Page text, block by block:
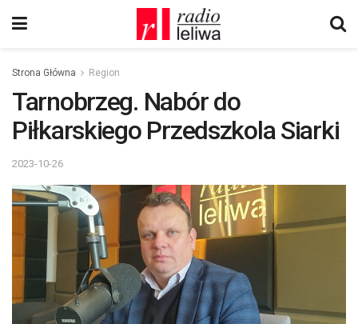
Strona Główna Region
Tarnobrzeg. Nabór do
Piłkarskiego Przedszkola Siarki
2023-10-26